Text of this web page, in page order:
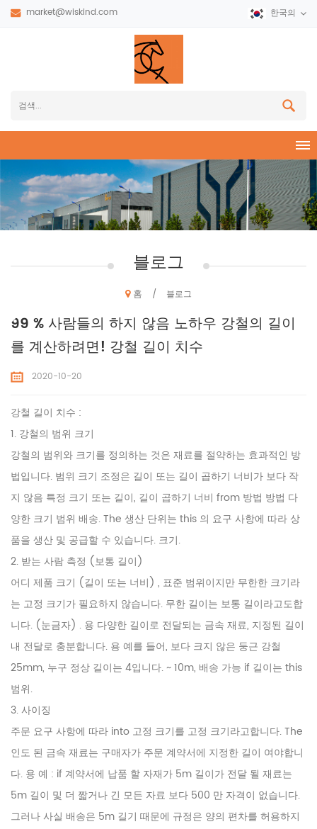
market@wiskind.com 한국의
블로그
홈 / 블로그
99 % 사람들의 하지 않음 노하우 강철의 길이
를 계산하려면! 강철 길이 치수
2020-10-20
강철 길이 치수 :
1. 강철의 범위 크기
강철의 범위와 크기를 정의하는 것은 재료를 절약하는 효과적인 방
법입니다. 범위 크기 조정은 길이 또는 길이 곱하기 너비가 보다 작
지 않음 특정 크기 또는 길이, 길이 곱하기 너비 from 방법 방법 다
양한 크기 범위 배송. The 생산 단위는 this 의 요구 사항에 따라 상
품을 생산 및 공급할 수 있습니다. 크기.
2. 받는 사람 측정 (보통 길이)
어디 제품 크기 (길이 또는 너비) , 표준 범위이지만 무한한 크기라
는 고정 크기가 필요하지 않습니다. 무한 길이는 보통 길이라고도합
니다. (눈금자) . 용 다양한 길이로 전달되는 금속 재료, 지정된 길이
내 전달로 충분합니다. 용 예를 들어, 보다 크지 않은 둥근 강철
25mm, 누구 정상 길이는 4입니다. ~ 10m, 배송 가능 if 길이는 this
범위.
3. 사이징
주문 요구 사항에 따라 into 고정 크기를 고정 크기라고합니다. The
인도 된 금속 재료는 구매자가 주문 계약서에 지정한 길이 여야합니
다. 용 예 : if 계약서에 납품 할 자재가 5m 길이가 전달 될 재료는
5m 길이 및 더 짧거나 긴 모든 자료 보다 500 만 자격이 없습니다.
그러나 사실 배송은 5m 길기 때문에 규정은 양의 편차를 허용하지